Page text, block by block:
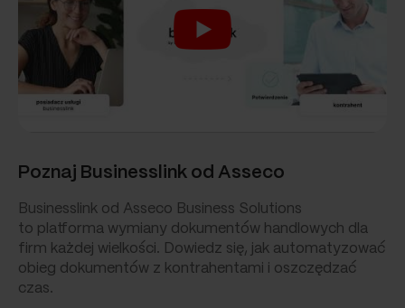
Poznaj Businesslink od Asseco
Businesslink od Asseco Business Solutions
to platforma wymiany dokumentów handlowych dla
firm każdej wielkości. Dowiedz się, jak automatyzować
obieg dokumentów z kontrahentami i oszczędzać
czas.